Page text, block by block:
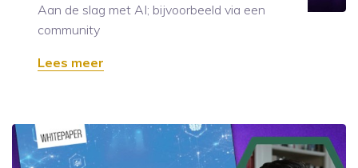
Aan de slag met AI; bijvoorbeeld via een
community
Lees meer